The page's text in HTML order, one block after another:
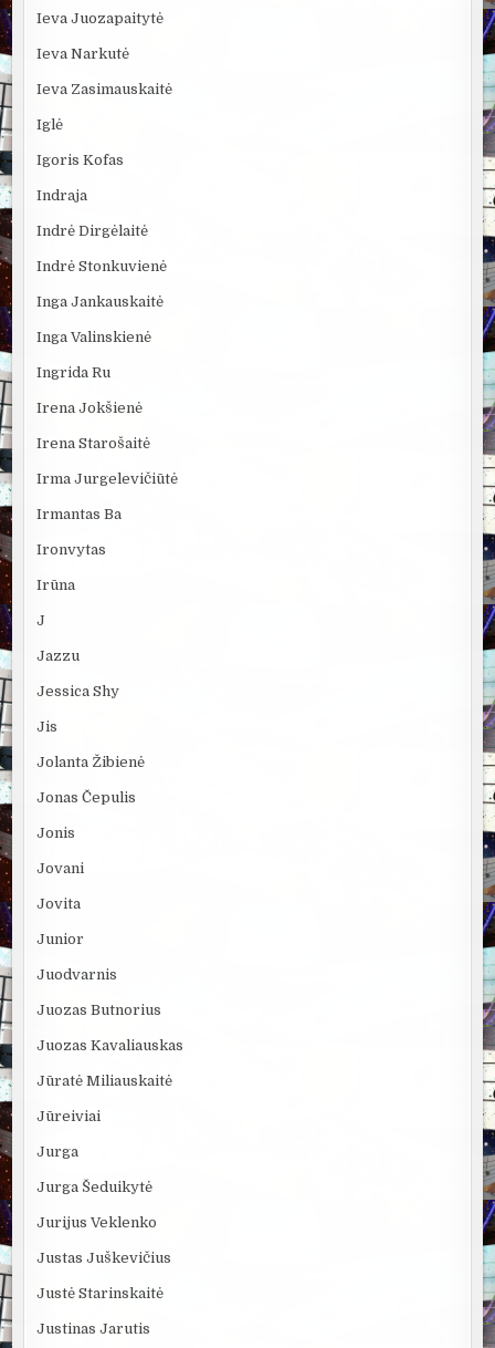
Ieva Juozapaitytė
Ieva Narkutė
Ieva Zasimauskaitė
Iglė
Igoris Kofas
Indraja
Indrė Dirgėlaitė
Indrė Stonkuvienė
Inga Jankauskaitė
Inga Valinskienė
Ingrida Ru
Irena Jokšienė
Irena Starošaitė
Irma Jurgelevičiūtė
Irmantas Ba
Ironvytas
Irūna
J
Jazzu
Jessica Shy
Jis
Jolanta Žibienė
Jonas Čepulis
Jonis
Jovani
Jovita
Junior
Juodvarnis
Juozas Butnorius
Juozas Kavaliauskas
Jūratė Miliauskaitė
Jūreiviai
Jurga
Jurga Šeduikytė
Jurijus Veklenko
Justas Juškevičius
Justė Starinskaitė
Justinas Jarutis